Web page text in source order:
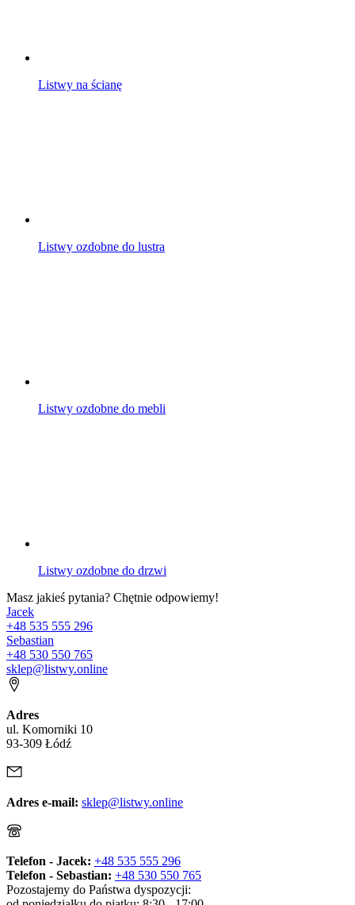
Listwy na ścianę
Listwy ozdobne do lustra
Listwy ozdobne do mebli
Listwy ozdobne do drzwi
Masz jakieś pytania? Chętnie odpowiemy!
Jacek
+48 535 555 296
Sebastian
+48 530 550 765
sklep@listwy.online
Adres
ul. Komorniki 10
93-309 Łódź
Adres e-mail: sklep@listwy.online
Telefon - Jacek: +48 535 555 296
Telefon - Sebastian: +48 530 550 765
Pozostajemy do Państwa dyspozycji: